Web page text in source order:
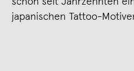
japanischen Tattoo-